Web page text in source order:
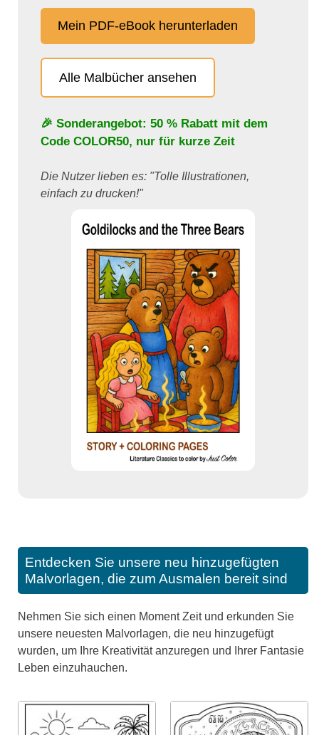
Mein PDF-eBook herunterladen
Alle Malbücher ansehen
🎉 Sonderangebot: 50 % Rabatt mit dem
Code COLOR50, nur für kurze Zeit
Die Nutzer lieben es: "Tolle Illustrationen,
einfach zu drucken!"
Entdecken Sie unsere neu hinzugefügten
Malvorlagen, die zum Ausmalen bereit sind
Nehmen Sie sich einen Moment Zeit und erkunden Sie
unsere neuesten Malvorlagen, die neu hinzugefügt
wurden, um Ihre Kreativität anzuregen und Ihrer Fantasie
Leben einzuhauchen.